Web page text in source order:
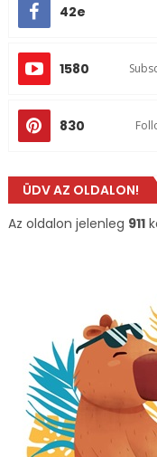
42e
1580
830
ÜDV AZ OLDALON!
Az oldalon jelenleg 911